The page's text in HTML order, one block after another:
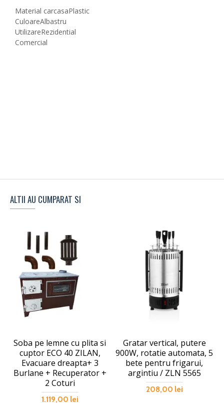
Material carcasaPlastic
CuloareAlbastru
UtilizareRezidential
Comercial
ALTII AU CUMPARAT SI
Soba pe lemne cu plita si
cuptor ECO 40 ZILAN,
Evacuare dreapta+ 3
Burlane + Recuperator +
2 Coturi
1.119,00 lei
Gratar vertical, putere
900W, rotatie automata, 5
bete pentru frigarui,
argintiu / ZLN 5565
208,00 lei